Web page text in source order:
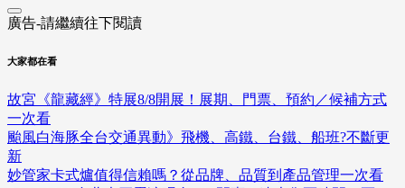
廣告-請繼續往下閱讀
大家都在看
故宮《龍藏經》特展8/8開展！展期、門票、預約／候補方式
一次看
颱風白海豚全台交通異動》飛機、高鐵、台鐵、船班?不斷更
新
妙管家卡式爐值得信賴嗎？從品牌、品質到產品管理一次看